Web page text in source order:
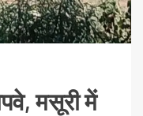
मसूरी में